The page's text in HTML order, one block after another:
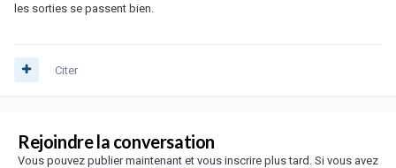
les sorties se passent bien.
Citer
Rejoindre la conversation
Vous pouvez publier maintenant et vous inscrire plus tard. Si vous avez